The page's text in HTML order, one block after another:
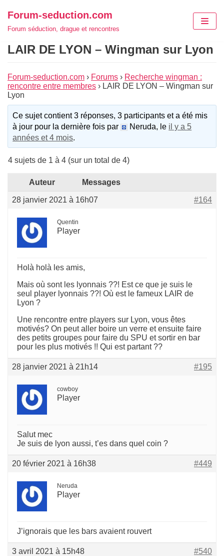
Aller
au
Forum-seduction.com
Forum séduction, drague et rencontres
LAIR DE LYON – Wingman sur Lyon
Forum-seduction.com › Forums › Recherche wingman :
rencontre entre membres › LAIR DE LYON – Wingman sur
Lyon
Ce sujet contient 3 réponses, 3 participants et a été mis
à jour pour la dernière fois par
Neruda, le il y a 5
années et 4 mois.
4 sujets de 1 à 4 (sur un total de 4)
Auteur Messages
28 janvier 2021 à 16h07 #164
Quentin
Player
Holà holà les amis,
Mais où sont les lyonnais ??! Est ce que je suis le
seul player lyonnais ??! Où est le fameux LAIR de
Lyon ?
Une rencontre entre players sur Lyon, vous êtes
motivés? On peut aller boire un verre et ensuite faire
des petits groupes pour faire du SPU et sortir en bar
pour les plus motivés !! Qui est partant ??
28 janvier 2021 à 21h14 #195
cowboy
Player
Salut mec
Je suis de lyon aussi, t’es dans quel coin ?
20 février 2021 à 16h38 #449
Neruda
Player
J’ignorais que les bars avaient rouvert
3 avril 2021 à 15h48 #540